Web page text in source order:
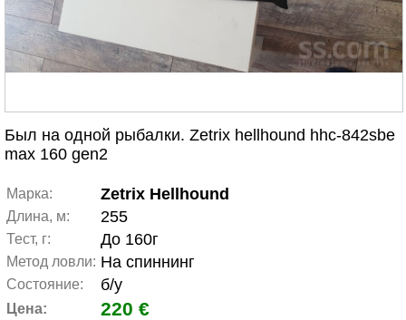
Был на одной рыбалки. Zetrix hellhound hhc-842sbe
max 160 gen2
Марка: Zetrix Hellhound
Длина, м: 255
Тест, г: До 160г
Метод ловли: На спиннинг
Состояние: б/у
Цена: 220 €